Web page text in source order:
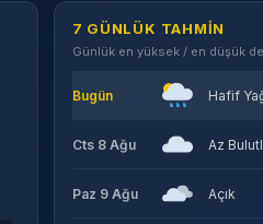
7 GÜNLÜK TAHMIN
Günlük en yüksek / en düşük
Bugün Hafif
Cts 8 Ağu Az
Paz 9 Ağu Açık